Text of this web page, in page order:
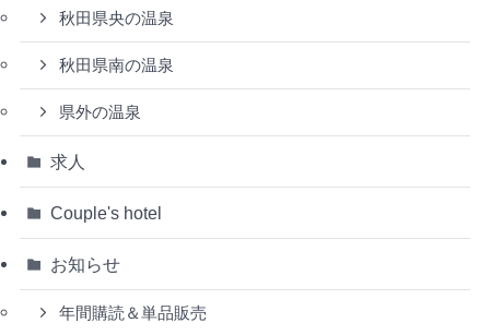
秋田県央の温泉
秋田県南の温泉
県外の温泉
求人
Couple's hotel
お知らせ
年間購読＆単品販売